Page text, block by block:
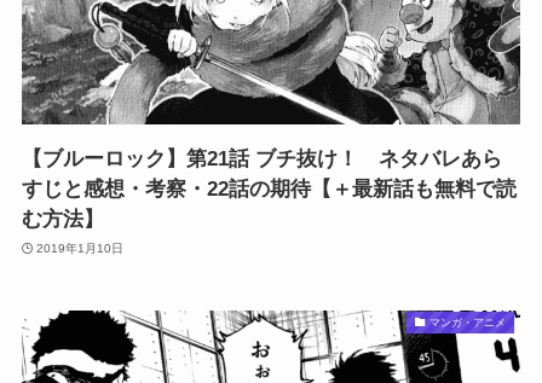
【ブルーロック】第21話 ブチ抜け！ ネタバレあら
すじと感想・考察・22話の期待【＋最新話も無料で読
む方法】
2019年1月10日
マンガ・アニメ